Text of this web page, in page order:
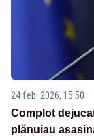
24 feb. 2026, 15:50
Complot
plănuiau